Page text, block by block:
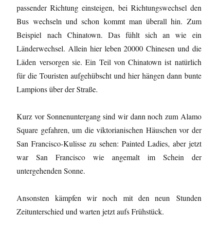
passender Richtung einsteigen, bei Richtungswechsel den
Bus wechseln und schon kommt man überall hin. Zum
Beispiel nach Chinatown. Das fühlt sich an wie ein
Länderwechsel. Allein hier leben 20000 Chinesen und die
Läden versorgen sie. Ein Teil von Chinatown ist natürlich
für die Touristen aufgehübscht und hier hängen dann bunte
Lampions über der Straße.
Kurz vor Sonnenuntergang sind wir dann noch zum Alamo
Square gefahren, um die viktorianischen Häuschen vor der
San Francisco-Kulisse zu sehen: Painted Ladies, aber jetzt
war San Francisco wie angemalt im Schein der
untergehenden Sonne.
Ansonsten kämpfen wir noch mit den neun Stunden
Zeitunterschied und warten jetzt aufs Frühstück.